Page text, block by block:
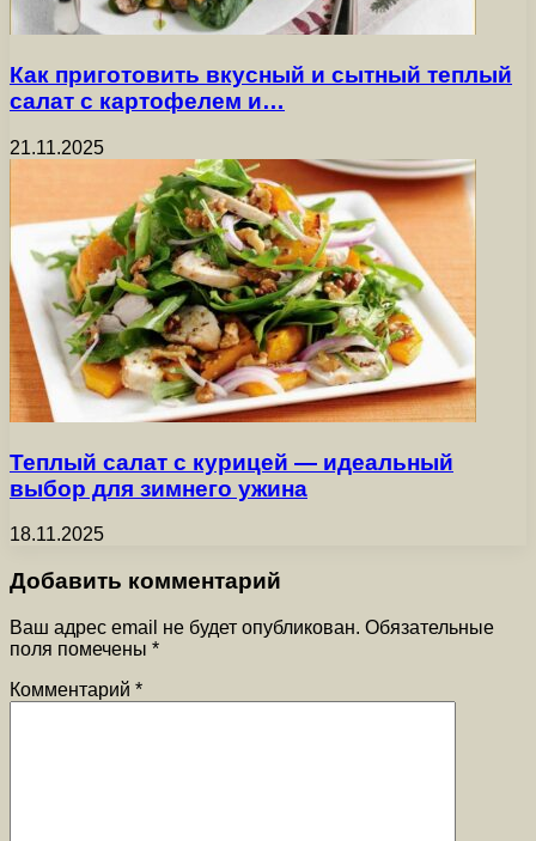
Как приготовить вкусный и сытный теплый
салат с картофелем и…
21.11.2025
Теплый салат с курицей — идеальный
выбор для зимнего ужина
18.11.2025
Добавить комментарий
Ваш адрес email не будет опубликован. Обязательные
поля помечены *
Комментарий *